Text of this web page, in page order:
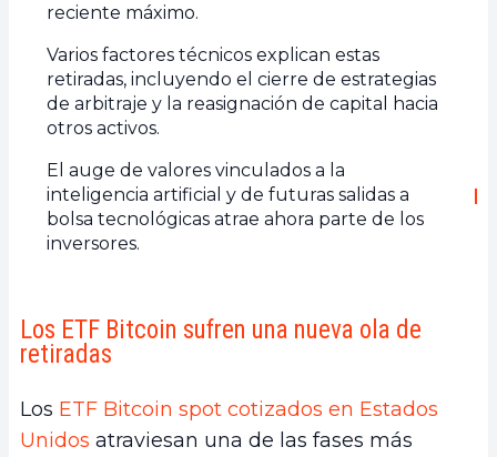
reciente máximo.
Varios factores técnicos explican estas
retiradas, incluyendo el cierre de estrategias
de arbitraje y la reasignación de capital hacia
otros activos.
El auge de valores vinculados a la
inteligencia artificial y de futuras salidas a
bolsa tecnológicas atrae ahora parte de los
inversores.
Los ETF Bitcoin sufren una nueva ola de
retiradas
Los ETF Bitcoin spot cotizados en Estados
Unidos atraviesan una de las fases más